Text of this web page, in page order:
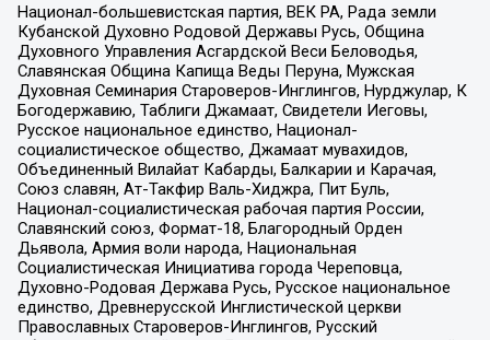
Национал-большевистская партия, ВЕК РА, Рада земли
Кубанской Духовно Родовой Державы Русь, Община
Духовного Управления Асгардской Веси Беловодья,
Славянская Община Капища Веды Перуна, Мужская
Духовная Семинария Староверов-Инглингов, Нурджулар, К
Богодержавию, Таблиги Джамаат, Свидетели Иеговы,
Русское национальное единство, Национал-
социалистическое общество, Джамаат мувахидов,
Объединенный Вилайат Кабарды, Балкарии и Карачая,
Союз славян, Ат-Такфир Валь-Хиджра, Пит Буль,
Национал-социалистическая рабочая партия России,
Славянский союз, Формат-18, Благородный Орден
Дьявола, Армия воли народа, Национальная
Социалистическая Инициатива города Череповца,
Духовно-Родовая Держава Русь, Русское национальное
единство, Древнерусской Инглистической церкви
Православных Староверов-Инглингов, Русский